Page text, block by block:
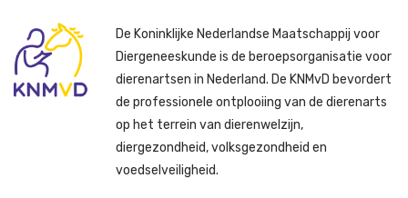
De Koninklijke Nederlandse Maatschappij voor
Diergeneeskunde is de beroepsorganisatie voor
dierenartsen in Nederland. De KNMvD bevordert
de professionele ontplooiing van de dierenarts
op het terrein van dierenwelzijn,
diergezondheid, volksgezondheid en
voedselveiligheid.